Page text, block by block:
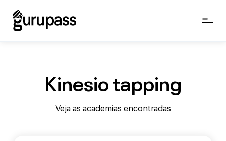
Kinesio tapping
Veja as academias encontradas